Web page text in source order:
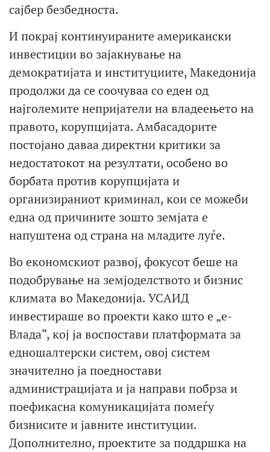
сајбер безбедноста.
И покрај континуираните американски
инвестиции во зајакнување на
демократијата и институциите, Македонија
продолжи да се соочуваа со еден од
најголемите непријатели на владеењето на
правото, корупцијата. Амбасадорите
постојано даваа директни критики за
недостатокот на резултати, особено во
борбата против корупцијата и
организираниот криминал, кои се можеби
една од причините зошто земјата е
напуштена од страна на младите луѓе.
Во економскиот развој, фокусот беше на
подобрување на земјоделството и бизнис
климата во Македонија. УСАИД
инвестираше во проекти како што е „е-
Влада“, кој ја воспостави платформата за
едношалтерски систем, овој систем
значително ја поедностави
администрацијата и ја направи побрза и
поефикасна комуникацијата помеѓу
бизнисите и јавните институции.
Дополнително, проектите за поддршка на